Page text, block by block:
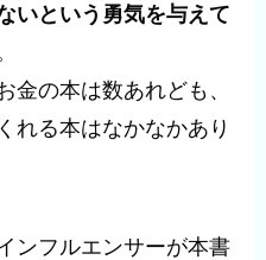
いという勇気を与えて
金の本は数あれども、
れる本はなかなかあり
ンフルエンサーが本書